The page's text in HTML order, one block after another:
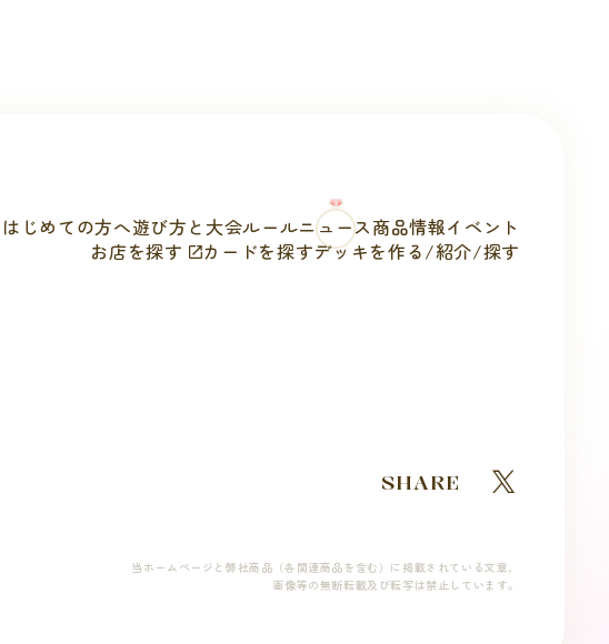
はじめての方へ遊び方と 大会ルールニュース商品情報イベント
お店を探す
カードを探すデッキを作る/紹介/探す
SHARE
当ホームページと弊社商品（各関連商品を含む）に掲載されている文章、
画像等の無断転載及び転写は禁止しています。